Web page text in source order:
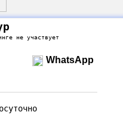
не участвует
WhatsApp